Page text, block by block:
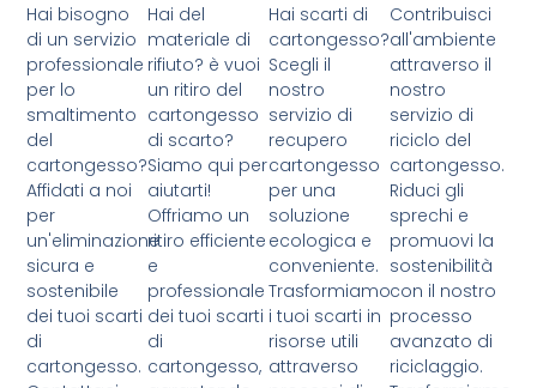
Hai bisogno
di un servizio
professionale
per lo
smaltimento
del
cartongesso?
Affidati a noi
per
un'eliminazione
sicura e
sostenibile
dei tuoi scarti
di
cartongesso.
Hai del
materiale di
rifiuto? è vuoi
un ritiro del
cartongesso
di scarto?
Siamo qui per
aiutarti!
Offriamo un
ritiro efficiente
e
professionale
dei tuoi scarti
di
cartongesso,
Hai scarti di
cartongesso?
Scegli il
nostro
servizio di
recupero
cartongesso
per una
soluzione
ecologica e
conveniente.
Trasformiamo
i tuoi scarti in
risorse utili
attraverso
Contribuisci
all'ambiente
attraverso il
nostro
servizio di
riciclo del
cartongesso.
Riduci gli
sprechi e
promuovi la
sostenibilità
con il nostro
processo
avanzato di
riciclaggio.